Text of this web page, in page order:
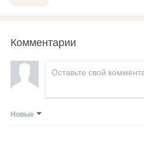
Комментарии
Новые